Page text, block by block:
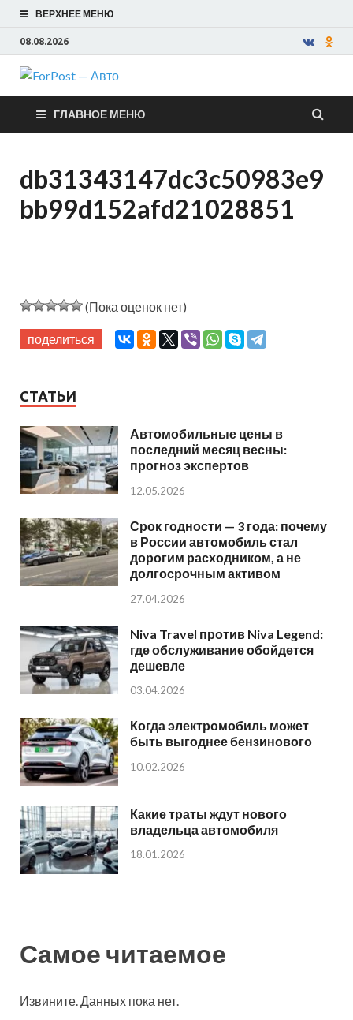
ВЕРХНЕЕ МЕНЮ
08.08.2026
ForPost —
Авто
ГЛАВНОЕ МЕНЮ
db31343147dc3c50983e9
bb99d152afd21028851
(Пока оценок нет)
поделиться
СТАТЬИ
Автомобильные цены в
последний месяц весны:
прогноз экспертов
12.05.2026
Срок годности — 3 года: почему
в России автомобиль стал
дорогим расходником, а не
долгосрочным активом
27.04.2026
Niva Travel против Niva Legend:
где обслуживание обойдется
дешевле
03.04.2026
Когда электромобиль может
быть выгоднее бензинового
10.02.2026
Какие траты ждут нового
владельца автомобиля
18.01.2026
Самое читаемое
Извините. Данных пока нет.